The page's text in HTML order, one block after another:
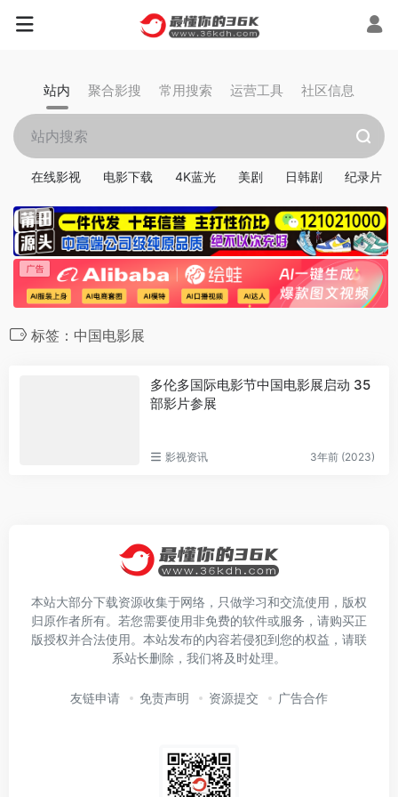
站内 聚合影搜 常用搜索 运营工具 社区信息
在线影视 电影下载 4K蓝光 美剧 日韩剧 纪录片
标签：中国电影展
多伦多国际电影节中国电影展启动 35
部影片参展
影视资讯 3年前 (2023)
本站大部分下载资源收集于网络，只做学习和交流使用，版权
归原作者所有。若您需要使用非免费的软件或服务，请购买正
版授权并合法使用。本站发布的内容若侵犯到您的权益，请联
系站长删除，我们将及时处理。
友链申请 免责声明 资源提交 广告合作